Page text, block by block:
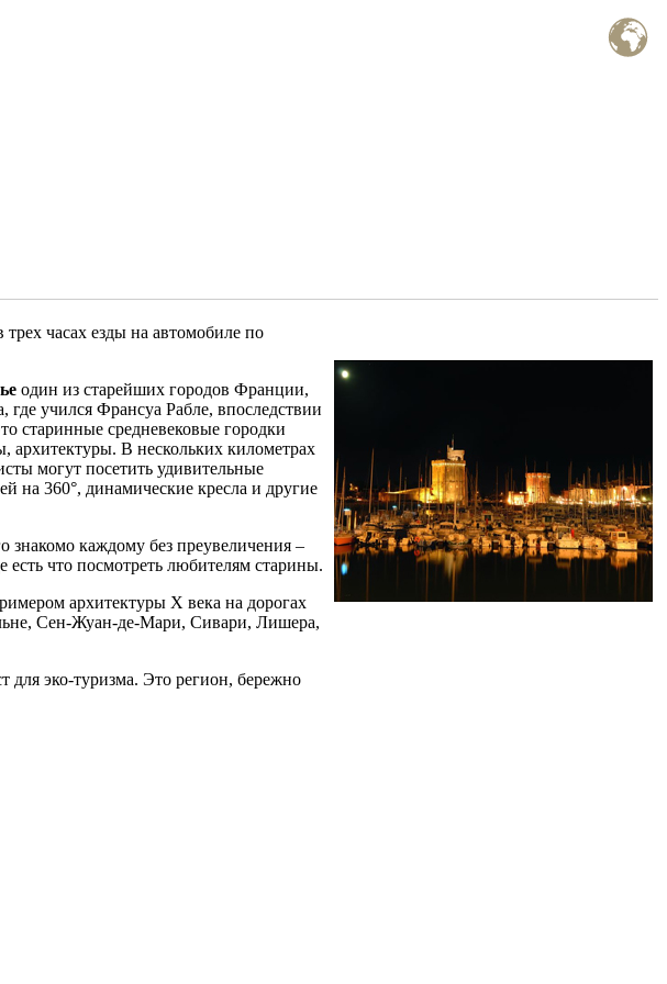
часах езды на автомобиле по
один из старейших городов Франции,
учился Франсуа Рабле, впоследствии
старинные средневековые городки
В нескольких километрах
могут посетить удивительные
на 360°, динамические кресла и другие
знакомо каждому без преувеличения –
что посмотреть любителям старины.
архитектуры Х века на дорогах
Сен-Жуан-де-Мари, Сивари, Лишера,
для эко-туризма. Это регион, бережно